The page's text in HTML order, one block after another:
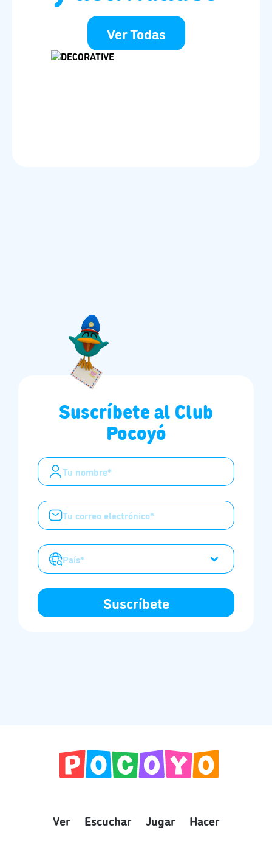
Ver Todas
Suscríbete al Club
Pocoyó
Ver Escuchar Jugar Hacer